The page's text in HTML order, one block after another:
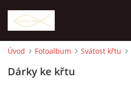
Úvod Fotoalbum Svátost křtu
Dárky ke křtu